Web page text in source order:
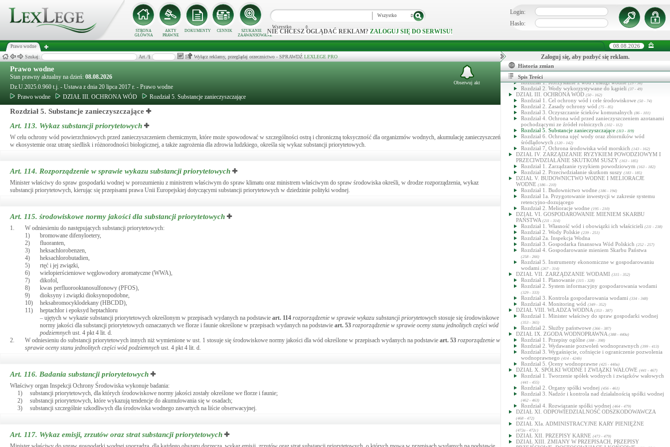
STRONA
GŁÓWNA
AKTY
PRAWNE
DOKUMENTY CENNIK
SZUKANIE
ZAAWANSOWANE
Wszystko
Wszystko
NIE CHCESZ OGLĄDAĆ REKLAM? ZALOGUJ SIĘ DO SERWISU!
Login:
Hasło:
Prawo wodne 08.08.2026
Szukaj: Art./§ Wyłącz reklamy, przeglądaj orzecznictwo - SPRAWDŹ LEXLEGE PRO
Prawo wodne
Stan prawny aktualny na dzień: 08.08.2026
Dz.U.2025.0.960 t.j. - Ustawa z dnia 20 lipca 2017 r. - Prawo wodne
Prawo wodne
DZIAŁ III. OCHRONA WÓD Rozdział 5. Substancje zanieczyszczające
Obserwuj akt
Rozdział 5. Substancje zanieczyszczające
Art. 113. Wykaz substancji priorytetowych
W celu ochrony wód powierzchniowych przed zanieczyszczeniem chemicznym, które może spowodować w szczególności ostrą i chroniczną toksyczność dla organizmów wodnych, akumulację zanieczyszczeń
w ekosystemie oraz utratę siedlisk i różnorodności biologicznej, a także zagrożenia dla zdrowia ludzkiego, określa się wykaz substancji priorytetowych.
Art. 114. Rozporządzenie w sprawie wykazu substancji priorytetowych
Minister właściwy do spraw gospodarki wodnej w porozumieniu z ministrem właściwym do spraw klimatu oraz ministrem właściwym do spraw środowiska określi, w drodze rozporządzenia, wykaz
substancji priorytetowych, kierując się przepisami prawa Unii Europejskiej dotyczącymi substancji priorytetowych w dziedzinie polityki wodnej.
Art. 115. środowiskowe normy jakości dla substancji priorytetowych
1.
W odniesieniu do następujących substancji priorytetowych:
1)
bromowane difenyloetery,
2)
fluoranten,
3)
heksachlorobenzen,
4)
heksachlorobutadien,
5)
rtęć i jej związki,
6)
wielopierścieniowe węglowodory aromatyczne (WWA),
7)
dikofol,
8)
kwas perfluorooktanosulfonowy (PFOS),
9)
dioksyny i związki dioksynopodobne,
10)
heksabromocyklodekany (HBCDD),
11)
heptachlor i epoksyd heptachloru
– ujętych w wykazie substancji priorytetowych określonym w przepisach wydanych na podstawie art. 114 rozporządzenie w sprawie wykazu substancji priorytetowych stosuje się środowiskowe
normy jakości dla substancji priorytetowych oznaczanych we florze i faunie określone w przepisach wydanych na podstawie art. 53 rozporządzenie w sprawie oceny stanu jednolitych części wód
podziemnych ust. 4 pkt 4 lit. d.
2.
W odniesieniu do substancji priorytetowych innych niż wymienione w ust. 1 stosuje się środowiskowe normy jakości dla wód określone w przepisach wydanych na podstawie art. 53 rozporządzenie w
sprawie oceny stanu jednolitych części wód podziemnych ust. 4 pkt 4 lit. d.
Art. 116. Badania substancji priorytetowych
Właściwy organ Inspekcji Ochrony Środowiska wykonuje badania:
1)
substancji priorytetowych, dla których środowiskowe normy jakości zostały określone we florze i faunie;
2)
substancji priorytetowych, które wykazują tendencje do akumulowania się w osadach;
3)
substancji szczególnie szkodliwych dla środowiska wodnego zawartych na liście obserwacyjnej.
Art. 117. Wykaz emisji, zrzutów oraz strat substancji priorytetowych
Zaloguj się, aby pozbyć się reklam.
Historia zmian
Spis Treści
DZIAŁ I. ZASADY OGÓLNE
Rozdział 1. Przepisy ogólne(1 - 15)
Rozdział 2. Objaśnienia określeń ustawowych
Rozdział 3. Wody oraz jednolite części wód(18 - 28)
DZIAŁ II. KORZYSTANIE Z WÓD
Rozdział 1. Korzystanie z wód i usługi wodne(29 - 36)
Rozdział 2. Wody wykorzystywane do kąpieli (37 - 49)
DZIAŁ III. OCHRONA WÓD (50 - 162)
Rozdział 1. Cel ochrony wód i cele środowiskowe (50 - 74)
Rozdział 2. Zasady ochrony wód (75 - 85)
Rozdział 3. Oczyszczanie ścieków komunalnych (86 - 101)
Rozdział 4. Ochrona wód przed zanieczyszczeniem azotanami
pochodzącymi ze źródeł rolniczych (102 - 112)
Rozdział 5. Substancje zanieczyszczające (113 - 119)
Rozdział 6. Ochrona ujęć wody oraz zbiorników wód
śródlądowych (120 - 142)
Rozdział 7, Ochrona środowiska wód morskich (143 - 162)
DZIAŁ IV. ZARZĄDZANIE RYZYKIEM POWODZIOWYM I
PRZECIWDZIAŁANIE SKUTKOM SUSZY (163 - 185)
Rozdział 1. Zarządzanie ryzykiem powodziowym (163 - 182)
Rozdział 2. Przeciwdziałanie skutkom suszy (183 - 185)
DZIAŁ V. BUDOWNICTWO WODNE I MELIORACJE
WODNE (186 - 210)
Rozdział 1. Budownictwo wodne (186 - 194)
Rozdział 1a. Przygotowanie inwestycji w zakresie systemu
retencyjno-dozującego
Rozdział 2. Melioracje wodne (195 - 210)
DZIAŁ VI. GOSPODAROWANIE MIENIEM SKARBU
PAŃSTWA (211 - 314)
Rozdział 1. Własność wód i obowiązki ich właścicieli (211 - 238)
Rozdział 2. Wody Polskie (239 - 251)
Rozdział 2a. Inspekcja Wodna
Rozdział 3. Gospodarka finansowa Wód Polskich (252 - 257)
Rozdział 4. Gospodarowanie mieniem Skarbu Państwa
(258 - 266)
Rozdział 5. Instrumenty ekonomiczne w gospodarowaniu
wodami (267 - 314)
DZIAŁ VII. ZARZĄDZANIE WODAMI (315 - 352)
Rozdział 1. Planowanie (315 - 328)
Rozdział 2. System informacyjny gospodarowania wodami
(329 - 333)
Rozdział 3. Kontrola gospodarowania wodami (334 - 348)
Rozdział 4. Monitoring wód (349 - 352)
DZIAŁ VIII. WŁADZA WODNA (353 - 387)
Rozdział 1. Minister właściwy do spraw gospodarki wodnej
(353 - 365)
Rozdział 2. Służby państwowe (366 - 387)
DZIAŁ IX. ZGODA WODNOPRAWNA (388 - 440a)
Rozdział 1. Przepisy ogólne (388 - 398)
Rozdział 2. Wydawanie pozwoleń wodnoprawnych (399 - 413)
Rozdział 3. Wygaśnięcie, cofnięcie i ograniczenie pozwolenia
wodnoprawnego (414 - 424b)
Rozdział 5. Oceny wodnoprawne (425 - 440a)
DZIAŁ X. SPÓŁKI WODNE I ZWIĄZKI WAŁOWE (441 - 467)
Rozdział 1. Tworzenie spółek wodnych i związków wałowych
(441 - 455)
Rozdział 2. Organy spółki wodnej (456 - 461)
Rozdział 3. Nadzór i kontrola nad działalnością spółki wodnej
(462 - 463)
Rozdział 4. Rozwiązanie spółki wodnej (464 - 479)
DZIAŁ XI. ODPOWIEDZIALNOŚĆ ODSZKODOWAWCZA
(468 - 472)
DZIAŁ XIa. ADMINISTRACYJNE KARY PIENIĘŻNE
(472a - 472c)
DZIAŁ XII. PRZEPISY KARNE (473 - 479)
DZIAŁ XIII. ZMIANY W PRZEPISACH, PRZEPISY